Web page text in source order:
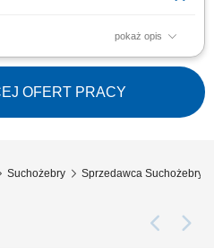
pokaż opis
świeżymi oraz udzielanie
i estetyczne układanie
i nabiałowych; kontrolowanie jakości
spożycia; wspieranie sprzedaży
OFERT PRACY
Suchożebry Sprzedawca Suchożebry